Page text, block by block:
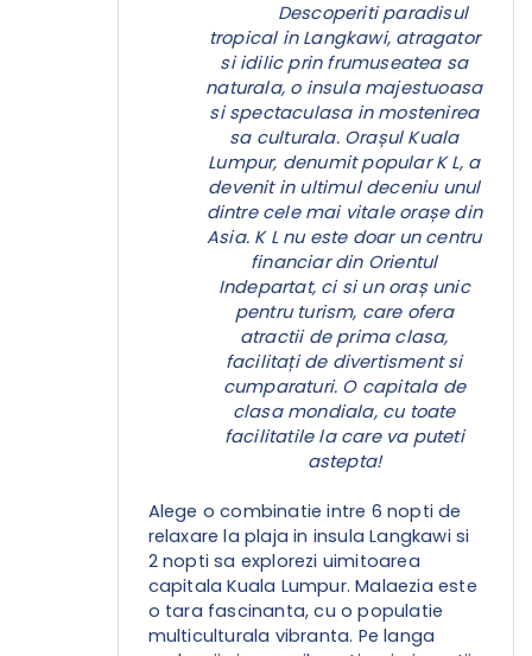
Descoperiti paradisul
tropical in Langkawi, atragator
si idilic prin frumuseatea sa
naturala, o insula majestuoasa
si spectaculasa in mostenirea
sa culturala. Orașul Kuala
Lumpur, denumit popular K L, a
devenit in ultimul deceniu unul
dintre cele mai vitale orașe din
Asia. K L nu este doar un centru
financiar din Orientul
Indepartat, ci si un oraș unic
pentru turism, care ofera
atractii de prima clasa,
facilitați de divertisment si
cumparaturi. O capitala de
clasa mondiala, cu toate
facilitatile la care va puteti
astepta!
Alege o combinatie intre 6 nopti de
relaxare la plaja in insula Langkawi si
2 nopti sa explorezi uimitoarea
capitala Kuala Lumpur. Malaezia este
o tara fascinanta, cu o populatie
multiculturala vibranta. Pe langa